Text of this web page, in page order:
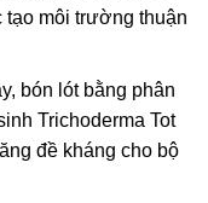
môi trường thuận
bón lót bằng phân
Trichoderma Tot
đề kháng cho bộ